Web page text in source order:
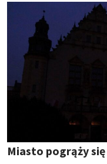
Miasto pogrąży